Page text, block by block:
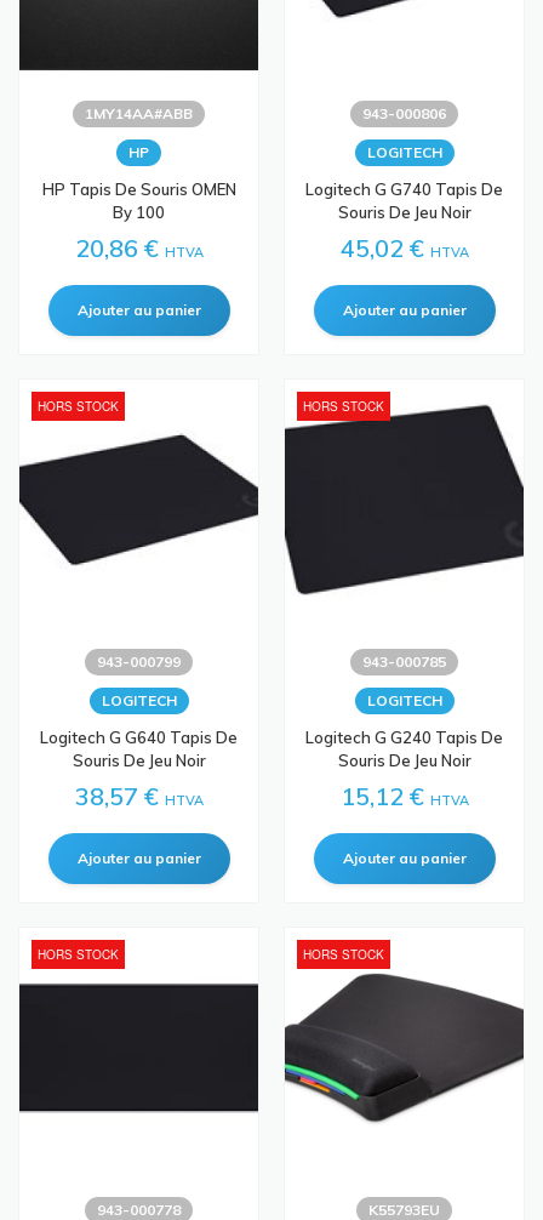
1MY14AA#ABB
HP
HP Tapis De Souris OMEN
By 100
20,86 € HTVA
943-000806
LOGITECH
Logitech G G740 Tapis De
Souris De Jeu Noir
45,02 € HTVA
HORS STOCK
943-000799
LOGITECH
Logitech G G640 Tapis De
Souris De Jeu Noir
38,57 € HTVA
HORS STOCK
943-000785
LOGITECH
Logitech G G240 Tapis De
Souris De Jeu Noir
15,12 € HTVA
HORS STOCK
943-000778
HORS STOCK
K55793EU